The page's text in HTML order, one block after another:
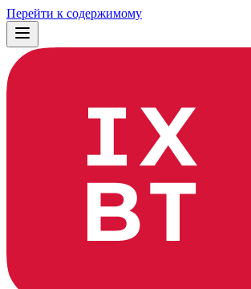
Перейти к содержимому